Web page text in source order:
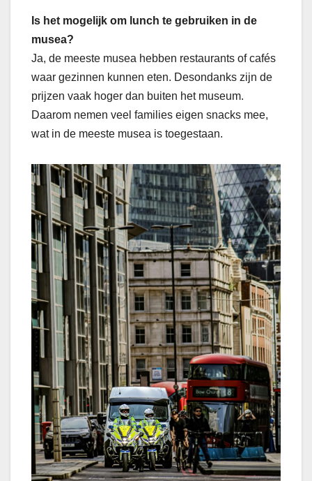
Is het mogelijk om lunch te gebruiken in de
musea?
Ja, de meeste musea hebben restaurants of cafés
waar gezinnen kunnen eten. Desondanks zijn de
prijzen vaak hoger dan buiten het museum.
Daarom nemen veel families eigen snacks mee,
wat in de meeste musea is toegestaan.